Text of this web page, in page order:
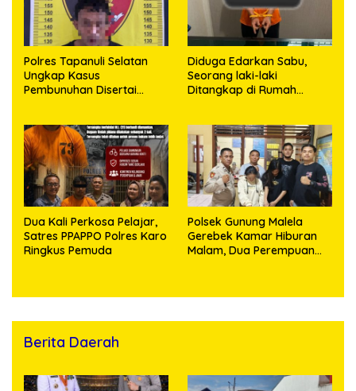
Polres Tapanuli Selatan
Ungkap Kasus
Pembunuhan Disertai
Ditangkap
Diduga Edarkan Sabu,
Seorang laki-laki
Ditangkap di Rumah
Puluhan Plastik Klip
Dua Kali Perkosa Pelajar,
Satres PPAPPO Polres Karo
Ringkus Pemuda
Polsek Gunung Malela
Gerebek Kamar Hiburan
Malam, Dua Perempuan
Berita Daerah